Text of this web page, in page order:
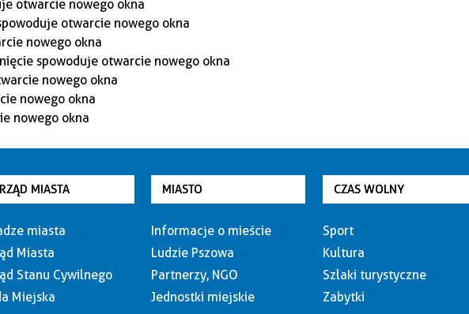
MIASTA
miasta
Miasta
Stanu Cywilnego
Miejska
MIASTO
Informacje o mieście
Ludzie Pszowa
Partnerzy, NGO
Jednostki miejskie
CZAS WOLNY
Sport
Kultura
Szlaki turystyczne
Zabytki